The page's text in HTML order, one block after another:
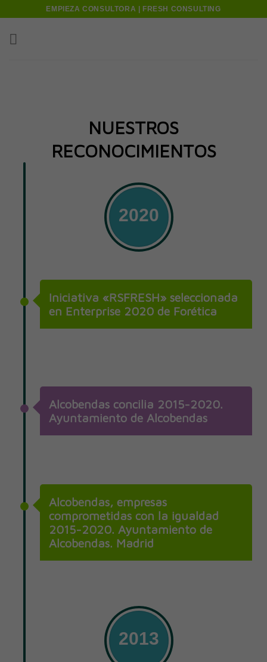
content
EMPIEZA CONSULTORA | FRESH CONSULTING
NUESTROS
RECONOCIMIENTOS
2020
Iniciativa «RSFRESH» seleccionada
en Enterprise 2020 de Forética
Alcobendas concilia 2015-2020.
Ayuntamiento de Alcobendas
Alcobendas, empresas
comprometidas con la igualdad
2015-2020. Ayuntamiento de
Alcobendas. Madrid
2013